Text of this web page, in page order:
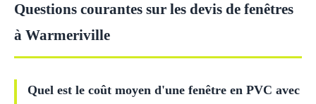
Questions courantes sur les devis de fenêtres
à Warmeriville
Quel est le coût moyen d'une fenêtre en PVC avec